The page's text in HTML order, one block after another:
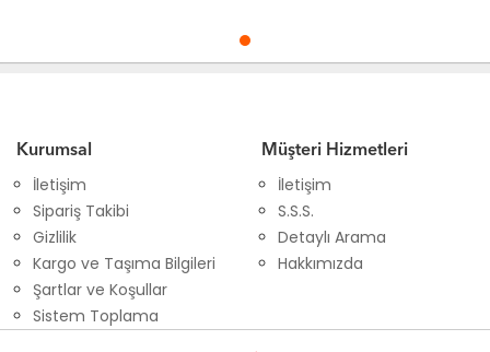
Kurumsal
İletişim
Sipariş Takibi
Gizlilik
Kargo ve Taşıma Bilgileri
Şartlar ve Koşullar
Sistem Toplama
Müşteri Hizmetleri
İletişim
S.S.S.
Detaylı Arama
Hakkımızda